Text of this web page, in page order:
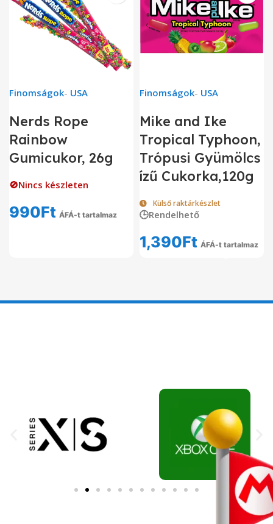
Finomságok- USA
Nerds Rope
Rainbow
Gumicukor, 26g
🚫Nincs készleten
990Ft ÁFÁ-t tartalmaz
Finomságok- USA
Mike and Ike
Tropical Typhoon,
Trópusi Gyümölcs
ízű Cukorka,120g
Külső raktárkészlet
🕒Rendelhető
1,390Ft ÁFÁ-t tartalmaz